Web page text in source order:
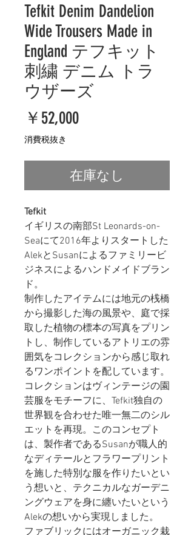
Tefkit Denim Dandelion
Wide Trousers Made in
England テフキット
刺繍 デニム トラ
ウザーズ
￥52,000価
消費税抜き
在庫なし
Tefkit
イギリスの南部St Leonards-on-
Seaにて2016年よりスタートした
AlekとSusanによるファミリービ
ジネスによるハンドメイドブラン
ド。
制作したアイテムには地元の桟橋
から撮影した海の風景や、庭で採
取した植物の標本の写真をプリン
トし、制作しているアトリエの雰
囲気をコレクションから感じ取れ
るワンポイントを配しています。
コレクションはヴィンテージの園
芸服をモチーフに、Tefkit独自の
世界観を合わせた唯一無二のシル
エットを再現。このコンセプト
は、製作者であるSusanが職人的
なディテールとフラワープリント
を施した特別な服を作りたいとい
う想いと、テクニカルなガーデニ
ングウェアを身に纏いたいという
Alekの想いから実現しました。
ファブリックにはオーガニック栽